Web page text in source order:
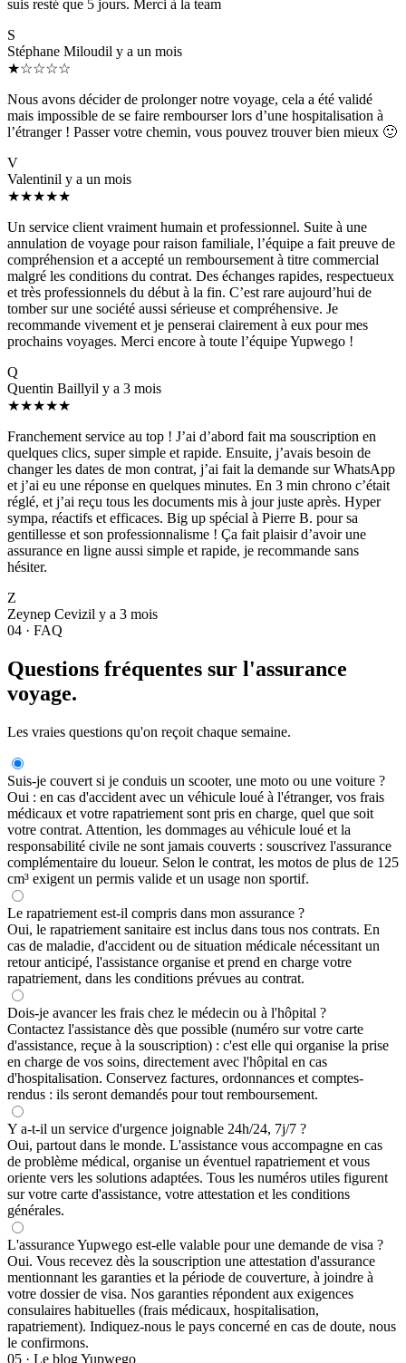
suis resté que 5 jours. Merci à la team
S
Stéphane Miloudil y a un mois
★☆☆☆☆
Nous avons décider de prolonger notre voyage, cela a été validé
mais impossible de se faire rembourser lors d’une hospitalisation à
l’étranger ! Passer votre chemin, vous pouvez trouver bien mieux 🙂
V
Valentinil y a un mois
★★★★★
Un service client vraiment humain et professionnel. Suite à une
annulation de voyage pour raison familiale, l’équipe a fait preuve de
compréhension et a accepté un remboursement à titre commercial
malgré les conditions du contrat. Des échanges rapides, respectueux
et très professionnels du début à la fin. C’est rare aujourd’hui de
tomber sur une société aussi sérieuse et compréhensive. Je
recommande vivement et je penserai clairement à eux pour mes
prochains voyages. Merci encore à toute l’équipe Yupwego !
Q
Quentin Baillyil y a 3 mois
★★★★★
Franchement service au top ! J’ai d’abord fait ma souscription en
quelques clics, super simple et rapide. Ensuite, j’avais besoin de
changer les dates de mon contrat, j’ai fait la demande sur WhatsApp
et j’ai eu une réponse en quelques minutes. En 3 min chrono c’était
réglé, et j’ai reçu tous les documents mis à jour juste après. Hyper
sympa, réactifs et efficaces. Big up spécial à Pierre B. pour sa
gentillesse et son professionnalisme ! Ça fait plaisir d’avoir une
assurance en ligne aussi simple et rapide, je recommande sans
hésiter.
Z
Zeynep Cevizil y a 3 mois
04 · FAQ
Questions fréquentes sur l'assurance
voyage.
Les vraies questions qu'on reçoit chaque semaine.
Suis-je couvert si je conduis un scooter, une moto ou une voiture ?
Oui : en cas d'accident avec un véhicule loué à l'étranger, vos frais
médicaux et votre rapatriement sont pris en charge, quel que soit
votre contrat. Attention, les dommages au véhicule loué et la
responsabilité civile ne sont jamais couverts : souscrivez l'assurance
complémentaire du loueur. Selon le contrat, les motos de plus de 125
cm³ exigent un permis valide et un usage non sportif.
Le rapatriement est-il compris dans mon assurance ?
Oui, le rapatriement sanitaire est inclus dans tous nos contrats. En
cas de maladie, d'accident ou de situation médicale nécessitant un
retour anticipé, l'assistance organise et prend en charge votre
rapatriement, dans les conditions prévues au contrat.
Dois-je avancer les frais chez le médecin ou à l'hôpital ?
Contactez l'assistance dès que possible (numéro sur votre carte
d'assistance, reçue à la souscription) : c'est elle qui organise la prise
en charge de vos soins, directement avec l'hôpital en cas
d'hospitalisation. Conservez factures, ordonnances et comptes-
rendus : ils seront demandés pour tout remboursement.
Y a-t-il un service d'urgence joignable 24h/24, 7j/7 ?
Oui, partout dans le monde. L'assistance vous accompagne en cas
de problème médical, organise un éventuel rapatriement et vous
oriente vers les solutions adaptées. Tous les numéros utiles figurent
sur votre carte d'assistance, votre attestation et les conditions
générales.
L'assurance Yupwego est-elle valable pour une demande de visa ?
Oui. Vous recevez dès la souscription une attestation d'assurance
mentionnant les garanties et la période de couverture, à joindre à
votre dossier de visa. Nos garanties répondent aux exigences
consulaires habituelles (frais médicaux, hospitalisation,
rapatriement). Indiquez-nous le pays concerné en cas de doute, nous
le confirmons.
05 · Le blog Yupwego